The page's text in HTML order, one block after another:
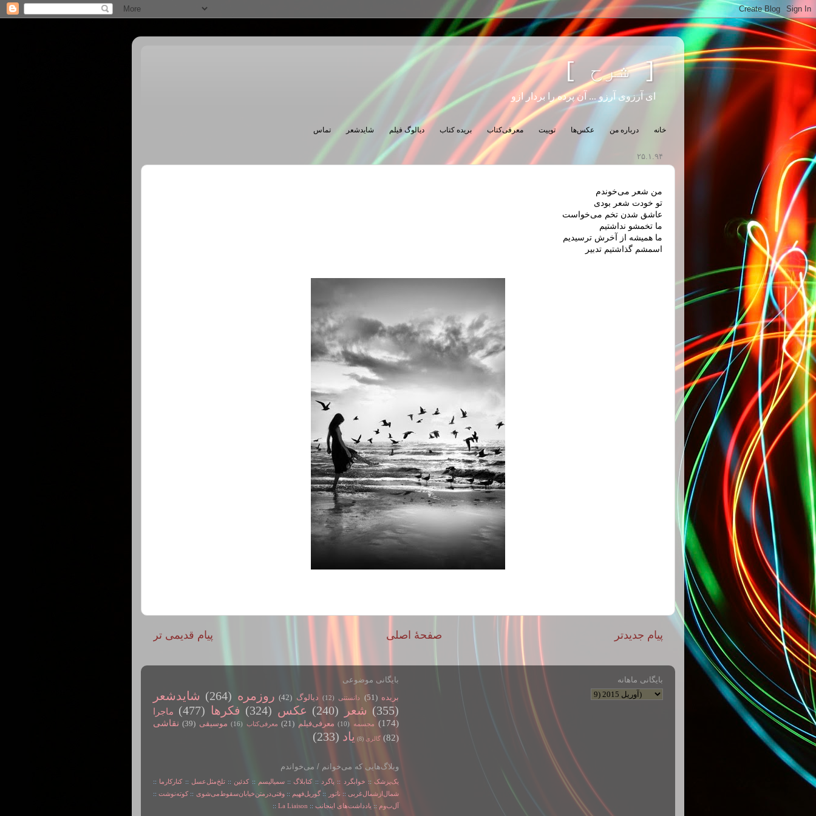
[ شرح ]
ای آرزوی آرزو ... آن پرده را بردار ازو
خانه درباره من عکس‌ها توییت معرفی‌کتاب بریده کتاب دیالوگ فیلم شایدشعر تماس
۲۵.۱.۹۴
من شعر می‌خوندم
تو خودت شعر بودی
عاشق شدن تخم می‌خواست
ما تخمشو نداشتیم
ما همیشه از آخرش ترسیدیم
اسمشم گذاشتیم تدبیر
پیام جدیدتر پیام قدیمی تر صفحهٔ اصلی
بایگانی ماهانه بایگانی موضوعی
بریده (51) دانستنی (12) دیالوگ (42) روزمره (264) شایدشعر
(355) شعر (240) عکس (324) فکرها (477)
ماجرا
(174) مجسمه (10) معرفی‌فیلم (21) معرفی‌کتاب (16) موسیقی (39) نقاشی
(82) گالری (8) یاد (233)
وبلاگ‌هایی که می‌خوانم / می‌خواندم
یک‌پزشک:: خوابگرد :: پاگرد :: کتابلاگ::سمیالیسم ::کدئین ::تلخ‌مثل‌عسل :: کنارکارما ::
شمال‌از‌شمال‌غربی :: ناتور :: گوریل‌فهیم ::وقتی‌در‌متن‌خیابان‌سقوط‌می‌شوی :: کوته‌نوشت::
آل‌ب‌و‌م :: یادداشت‌های اینجانب ::
La Liaison
::